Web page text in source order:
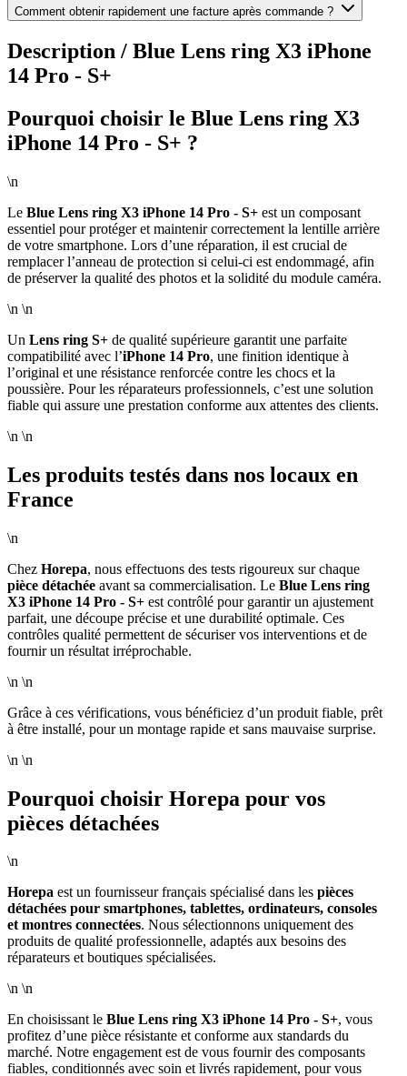
Comment obtenir rapidement une facture après commande ?
Description / Blue Lens ring X3 iPhone
14 Pro - S+
Pourquoi choisir le Blue Lens ring X3
iPhone 14 Pro - S+ ?
\n
Le Blue Lens ring X3 iPhone 14 Pro - S+ est un composant
essentiel pour protéger et maintenir correctement la lentille arrière
de votre smartphone. Lors d’une réparation, il est crucial de
remplacer l’anneau de protection si celui-ci est endommagé, afin
de préserver la qualité des photos et la solidité du module caméra.
\n \n
Un Lens ring S+ de qualité supérieure garantit une parfaite
compatibilité avec l’iPhone 14 Pro, une finition identique à
l’original et une résistance renforcée contre les chocs et la
poussière. Pour les réparateurs professionnels, c’est une solution
fiable qui assure une prestation conforme aux attentes des clients.
\n \n
Les produits testés dans nos locaux en
France
\n
Chez Horepa, nous effectuons des tests rigoureux sur chaque
pièce détachée avant sa commercialisation. Le Blue Lens ring
X3 iPhone 14 Pro - S+ est contrôlé pour garantir un ajustement
parfait, une découpe précise et une durabilité optimale. Ces
contrôles qualité permettent de sécuriser vos interventions et de
fournir un résultat irréprochable.
\n \n
Grâce à ces vérifications, vous bénéficiez d’un produit fiable, prêt
à être installé, pour un montage rapide et sans mauvaise surprise.
\n \n
Pourquoi choisir Horepa pour vos
pièces détachées
\n
Horepa est un fournisseur français spécialisé dans les pièces
détachées pour smartphones, tablettes, ordinateurs, consoles
et montres connectées. Nous sélectionnons uniquement des
produits de qualité professionnelle, adaptés aux besoins des
réparateurs et boutiques spécialisées.
\n \n
En choisissant le Blue Lens ring X3 iPhone 14 Pro - S+, vous
profitez d’une pièce résistante et conforme aux standards du
marché. Notre engagement est de vous fournir des composants
fiables, conditionnés avec soin et livrés rapidement, pour vous